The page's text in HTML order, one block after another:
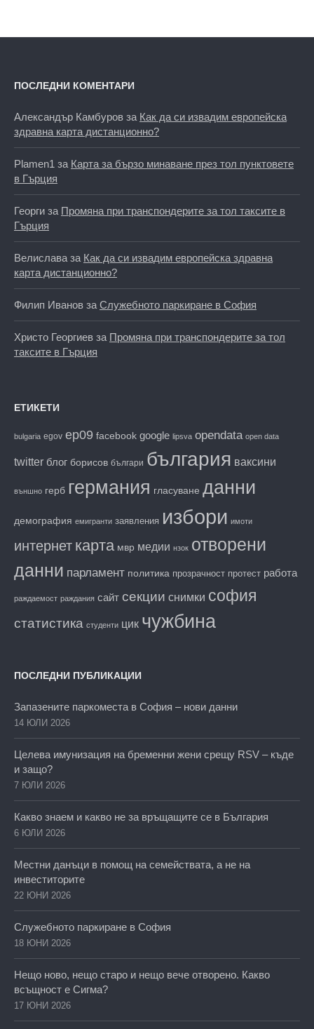
ПОСЛЕДНИ КОМЕНТАРИ
Александър Камбуров за Как да си извадим европейска
здравна карта дистанционно?
Plamen1 за Карта за бързо минаване през тол пунктовете
в Гърция
Георги за Промяна при транспондерите за тол таксите в
Гърция
Велислава за Как да си извадим европейска здравна
карта дистанционно?
Филип Иванов за Служебното паркиране в София
Христо Георгиев за Промяна при транспондерите за тол
таксите в Гърция
ЕТИКЕТИ
bulgaria egov ep09 facebook google lipsva opendata open data
twitter блог борисов българи българия ваксини
външно герб германия гласуване данни
демография емигранти заявления избори имоти
интернет карта мвр медии нзок отворени
данни парламент политика прозрачност протест работа
раждаемост раждания сайт секции снимки софия
статистика студенти цик чужбина
ПОСЛЕДНИ ПУБЛИКАЦИИ
Запазените паркоместа в София – нови данни
14 ЮЛИ 2026
Целева имунизация на бременни жени срещу RSV – къде
и защо?
7 ЮЛИ 2026
Какво знаем и какво не за връщащите се в България
6 ЮЛИ 2026
Местни данъци в помощ на семействата, а не на
инвеститорите
22 ЮНИ 2026
Служебното паркиране в София
18 ЮНИ 2026
Нещо ново, нещо старо и нещо вече отворено. Какво
всъщност е Сигма?
17 ЮНИ 2026